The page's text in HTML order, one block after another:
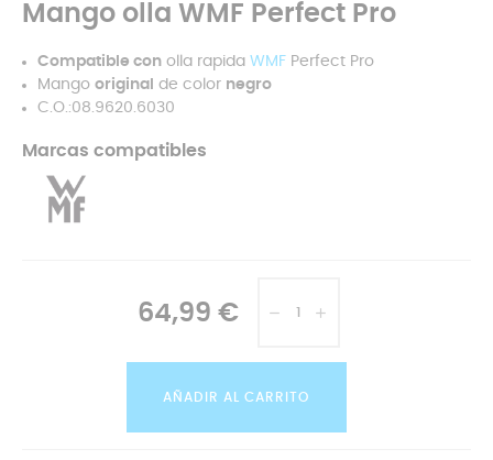
Mango olla WMF Perfect Pro
Compatible con olla rapida WMF Perfect Pro
Mango original de color negro
C.O.:08.9620.6030
Marcas compatibles
64,99 €
AÑADIR AL CARRITO